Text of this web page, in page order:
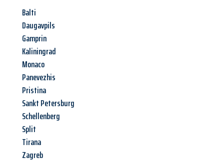
Balti
Daugavpils
Gamprin
Kaliningrad
Monaco
Panevezhis
Pristina
Sankt Petersburg
Schellenberg
Split
Tirana
Zagreb